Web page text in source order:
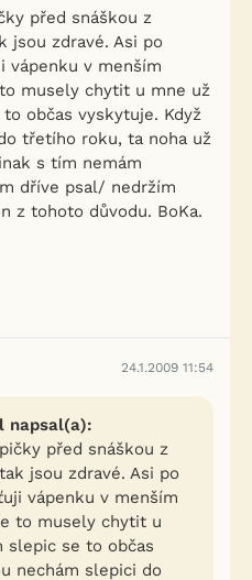
před snáškou z
jsou zdravé. Asi po
vápenku v menším
musely chytit u mne už
občas vyskytuje. Když
třetího roku, ta noha už
s tím nemám
dříve psal/ nedržím
z tohoto důvodu. BoKa.
24.1.2009 11:54
napsal(a):
před snáškou z
jsou zdravé. Asi po
vápenku v menším
to musely chytit u
slepic se to občas
nechám slepici do